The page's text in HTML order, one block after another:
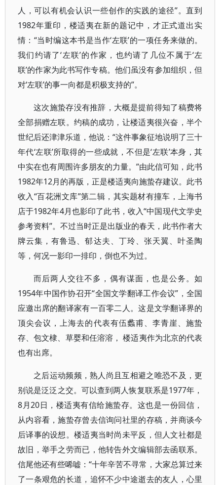
人，可以有机会认识一些创作的实践的途径”。直到
1982年重印，楼适夷在新的题记中，才正式道出实
情：“当时编这本书是当作‘左联’的一项任务来做的。
我们约请了‘左联’的作家，也约请了几位不属于‘左
联’的作家为此书写作专稿。他们虽没有参加组织，但
对‘左联’的事一向都是积极支持的”。
这次施蛰存没有推辞，大概是提前得知了稿费将
全部捐赠左联。约稿的成功，让楼适夷很兴奋，半个
世纪后还津津乐道，他说：“这件事象征地说明了三十
年代‘左联’所取得的一些成就，不但是‘左联’本身，其
中实在也有周围许多朋友的力量。”由此信可知，此书
1982年12月的再版，正是楼适夷向施蛰存建议。此书
收入“百花洲文库”第二辑，其实题材有撞车，上海书
店于1982年4月也影印了此书，收入“中国现代文学史
参考资料”。不过当时正是出版业的春天，此书作者大
牌云集，有鲁迅、郁达夫、丁玲、张天翼、叶圣陶
等，何况一影印一排印，倒也不为过。
而后两人交往不多，偶有谋面，也是公务。如
1954年中国作协召开“全国文学翻译工作会议”，全国
应邀出席的翻译家有一百零二人。这是文学翻译界的
顶尖会议，上海去的代表有伍蠡甫、李青崖、施蛰
存、包文棣、草婴和任溶溶， 楼适夷作为北京的代表
也有出席。
之后运动频频，熟人尚且互相避之唯恐不及，更
别说是泛泛之交。可以查到两人恢复联系是1977年，
8月20日，楼适夷有信给施蛰存。这也是一份回信，
从内容看，施蛰存曾去信询问社里的存稿，并商谈今
后译事的设想。楼适夷当时尚未平反，但人文社都是
故旧，举手之劳而已，他转告外文编辑部去函联系。
信尾他还有些唏嘘：“十年辛苦不寻常，大家总算过来
了一条艰危的长道，追怀不少中途逝去的友人，心里